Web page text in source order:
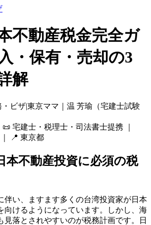
不動産税金完全ガ
・保有・売却の3
解
・ビザ|東京ママ｜温 芳瑜（宅建士試験
📜 宅建士・税理士・司法書士提携
｜ 📍 東京都
本不動産投資に必須の税
伴い、ますます多くの台湾投資家が日本
向けるようになっています。しかし、海
見落とされやすいのが税務計画です。日